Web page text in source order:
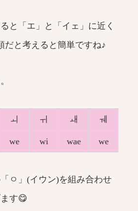
と「エ」と「イェ」に近く
だと考えると簡単ですね♪
ㅚ ㅟ ㅙ ㅞ
we wi wae we
ㅇ」(イウン)を組み合わせ
す😋